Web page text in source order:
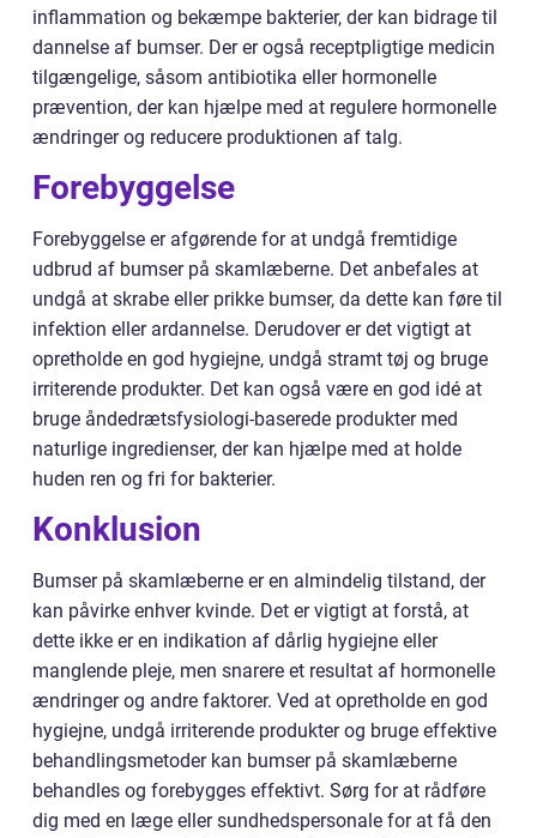
inflammation og bekæmpe bakterier, der kan bidrage til
dannelse af bumser. Der er også receptpligtige medicin
tilgængelige, såsom antibiotika eller hormonelle
prævention, der kan hjælpe med at regulere hormonelle
ændringer og reducere produktionen af talg.
Forebyggelse
Forebyggelse er afgørende for at undgå fremtidige
udbrud af bumser på skamlæberne. Det anbefales at
undgå at skrabe eller prikke bumser, da dette kan føre til
infektion eller ardannelse. Derudover er det vigtigt at
opretholde en god hygiejne, undgå stramt tøj og bruge
irriterende produkter. Det kan også være en god idé at
bruge åndedrætsfysiologi-baserede produkter med
naturlige ingredienser, der kan hjælpe med at holde
huden ren og fri for bakterier.
Konklusion
Bumser på skamlæberne er en almindelig tilstand, der
kan påvirke enhver kvinde. Det er vigtigt at forstå, at
dette ikke er en indikation af dårlig hygiejne eller
manglende pleje, men snarere et resultat af hormonelle
ændringer og andre faktorer. Ved at opretholde en god
hygiejne, undgå irriterende produkter og bruge effektive
behandlingsmetoder kan bumser på skamlæberne
behandles og forebygges effektivt. Sørg for at rådføre
dig med en læge eller sundhedspersonale for at få den